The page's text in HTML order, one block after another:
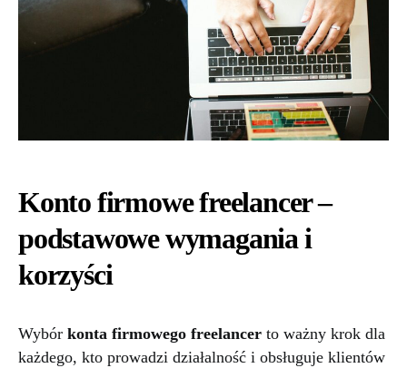
Konto firmowe freelancer –
podstawowe wymagania i
korzyści
Wybór konta firmowego freelancer to ważny krok dla
każdego, kto prowadzi działalność i obsługuje klientów